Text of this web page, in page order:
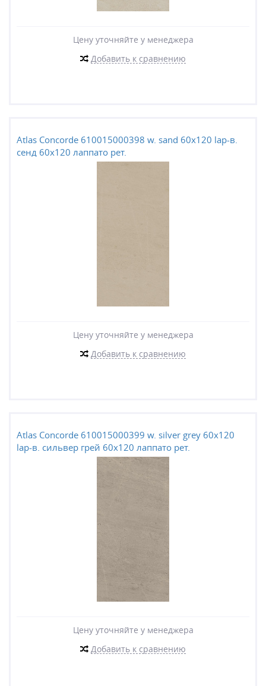
Цену уточняйте у менеджера
Добавить к сравнению
Atlas Concorde 610015000398 w. sand 60x120 lap-в.
сенд 60x120 лаппато рет.
Цену уточняйте у менеджера
Добавить к сравнению
Atlas Concorde 610015000399 w. silver grey 60x120
lap-в. сильвер грей 60x120 лаппато рет.
Цену уточняйте у менеджера
Добавить к сравнению